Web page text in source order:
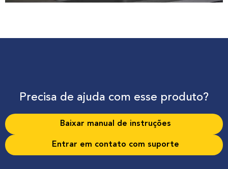
Precisa de ajuda com esse produto?
Baixar manual de instruções
Entrar em contato com suporte